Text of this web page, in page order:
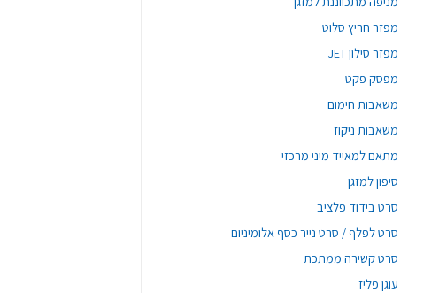
מפזר חריץ סלוט
מפזר סילון JET
מפסק פקט
משאבות חימום
משאבות ניקוז
מתאם למאייד מיני מרכזי
סיפון למזגן
סרט בידוד פלציב
סרט לפלף / סרט נייר כסף אלומיניום
סרט קשירה ממתכת
עוגן פליז